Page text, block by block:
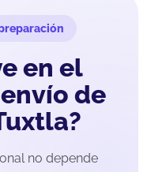
en el
de
no depende